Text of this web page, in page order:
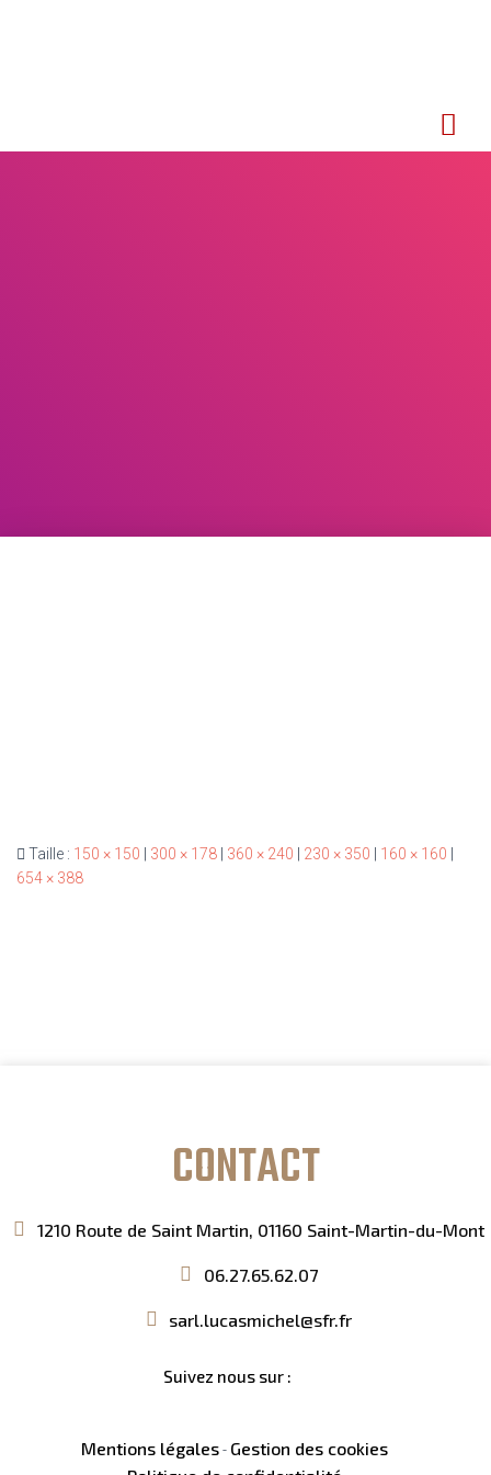
Taille : 150 × 150 300 × 178 360 × 240 230 × 350 160 × 160
654 × 388
CONTACT
1210 Route de Saint Martin, 01160 Saint-Martin-du-Mont
06.27.65.62.07
sarl.lucasmichel@sfr.fr
Suivez nous sur :
Mentions légales- Gestion des cookies